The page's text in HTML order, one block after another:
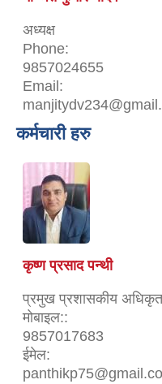
अध्यक्ष
Phone:
9857024655
Email:
कर्मचारी हरु
कृष्ण प्रसाद पन्थी
प्रमुख प्रशासकीय अधिकृत
मोबाइल::
9857017683
ईमेल: